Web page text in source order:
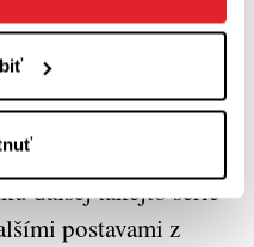
mimoriadne
sú samostatné
série, otázne
ďalšej takejto série
postavami z